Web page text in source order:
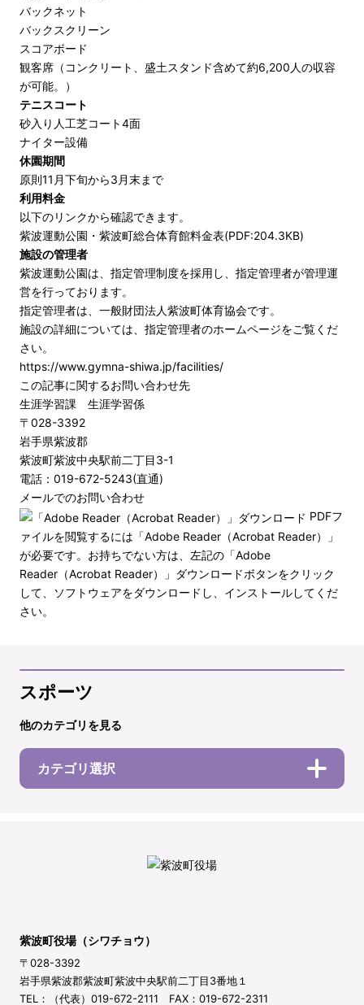
バックネット
バックスクリーン
スコアボード
観客席（コンクリート、盛土スタンド含めて約6,200人の収容
が可能。）
テニスコート
砂入り人工芝コート4面
ナイター設備
休園期間
原則11月下旬から3月末まで
利用料金
以下のリンクから確認できます。
紫波運動公園・紫波町総合体育館料金表(PDF:204.3KB)
施設の管理者
紫波運動公園は、指定管理制度を採用し、指定管理者が管理運
営を行っております。
指定管理者は、一般財団法人紫波町体育協会です。
施設の詳細については、指定管理者のホームページをご覧くだ
さい。
https://www.gymna-shiwa.jp/facilities/
この記事に関するお問い合わせ先
生涯学習課 生涯学習係
〒028-3392
岩手県紫波郡
紫波町紫波中央駅前二丁目3-1
電話：019-672-5243(直通)
メールでのお問い合わせ
PDFフ
ァイルを閲覧するには「Adobe Reader（Acrobat Reader）」
が必要です。お持ちでない方は、左記の「Adobe
Reader（Acrobat Reader）」ダウンロードボタンをクリック
して、ソフトウェアをダウンロードし、インストールしてくだ
さい。
スポーツ
他のカテゴリを見る
カテゴリ選択
紫波町役場（シワチョウ）
〒028-3392
岩手県紫波郡紫波町紫波中央駅前二丁目3番地１
TEL：（代表）019-672-2111 FAX：019-672-2311